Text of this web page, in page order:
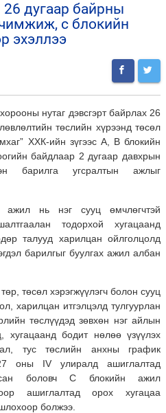
с блокийн
эхэллээ
нутаг дэвсгэрт байрлах 26
төслийн хүрээнд төсөл
ХХК-ийн зүгээс А, В блокийн
байдлаар 2 дугаар давхрын
барилга угсралтын ажлыг
нь нэг сууц өмчлөгчтэй
тодорхой хугацаанд
талууд харилцан ойлголцолд
барилгыг буулгах ажил албан
төсөл хэрэгжүүлэгч болон сууц
харилцан итгэлцэлд тулгуурлан
төслүүдэд зөвхөн нэг айлын
хугацаанд бодит нөлөө үзүүлэх
тус төслийн анхны график
оны IV улиралд ашиглалтад
боловч С блокийн ажил
ашиглалтад орох хугацаа
болжээ.